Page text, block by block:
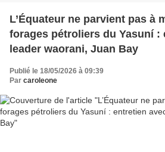
L’Équateur ne parvient pas à
forages pétroliers du Yasuní :
leader waorani, Juan Bay
Publié le 18/05/2026 à 09:39
Par caroleone